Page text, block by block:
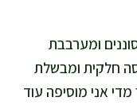
ומערבבת
חלקית ומבשלת
מדי אני מוסיפה עוד